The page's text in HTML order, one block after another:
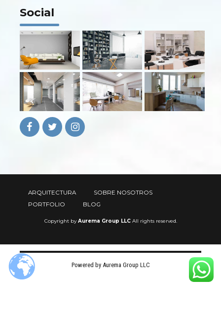
Social
ARQUITECTURA
SOBRE NOSOTROS
PORTFOLIO
BLOG
Copyright byAurema Group LLCAll rights reserved.
Powered by Aurema Group LLC